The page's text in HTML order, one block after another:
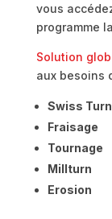
vous
programme
Solution
aux besoins
Swiss Turn
Fraisage
Tournage
Millturn
Erosion